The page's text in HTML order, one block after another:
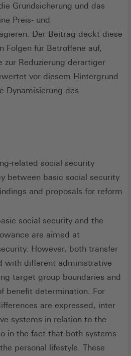
Grundsicherung und das
Preis- und
Der Beitrag deckt diese
Folgen für Betroffene auf,
zur Reduzierung derartiger
vor diesem Hintergrund
Dynamisierung des
related social security
between basic social security
and proposals for reform
social security and the
are aimed at
However, both transfer
with different administrative
target group boundaries and
benefit determination. For
are expressed, inter
systems in relation to the
in the fact that both systems
personal lifestyle. These